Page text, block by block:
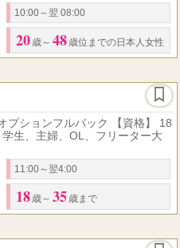
10:00～翌 08:00
20 歳～ 48 歳位までの日本人女性
プションフルバック 【資格】 18
生、主婦、OL、フリーター大
11:00～翌4:00
18 歳～ 35 歳まで